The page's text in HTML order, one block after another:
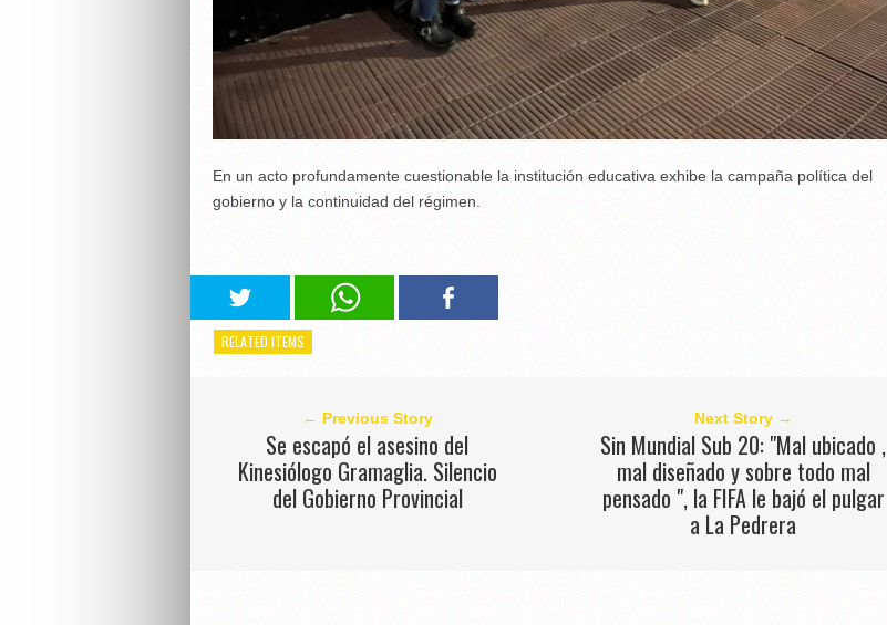
En un acto profundamente cuestionable la institución educativa exhibe la campaña política del
gobierno y la continuidad del régimen.
RELATED ITEMS
← Previous Story
Se escapó el asesino del
Kinesiólogo Gramaglia. Silencio
del Gobierno Provincial
Next Story →
Sin Mundial Sub 20: "Mal ubicado ,
mal diseñado y sobre todo mal
pensado ", la FIFA le bajó el pulgar
a La Pedrera